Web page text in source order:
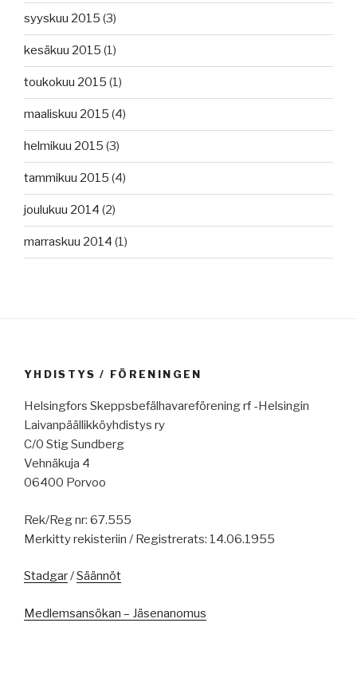
syyskuu 2015 (3)
kesäkuu 2015 (1)
toukokuu 2015 (1)
maaliskuu 2015 (4)
helmikuu 2015 (3)
tammikuu 2015 (4)
joulukuu 2014 (2)
marraskuu 2014 (1)
YHDISTYS / FÖRENINGEN
Helsingfors Skeppsbefälhavareförening rf -Helsingin
Laivanpäällikköyhdistys ry
C/0 Stig Sundberg
Vehnäkuja 4
06400 Porvoo
Rek/Reg nr: 67.555
Merkitty rekisteriin / Registrerats: 14.06.1955
Stadgar/Säännöt
Medlemsansökan – Jäsenanomus